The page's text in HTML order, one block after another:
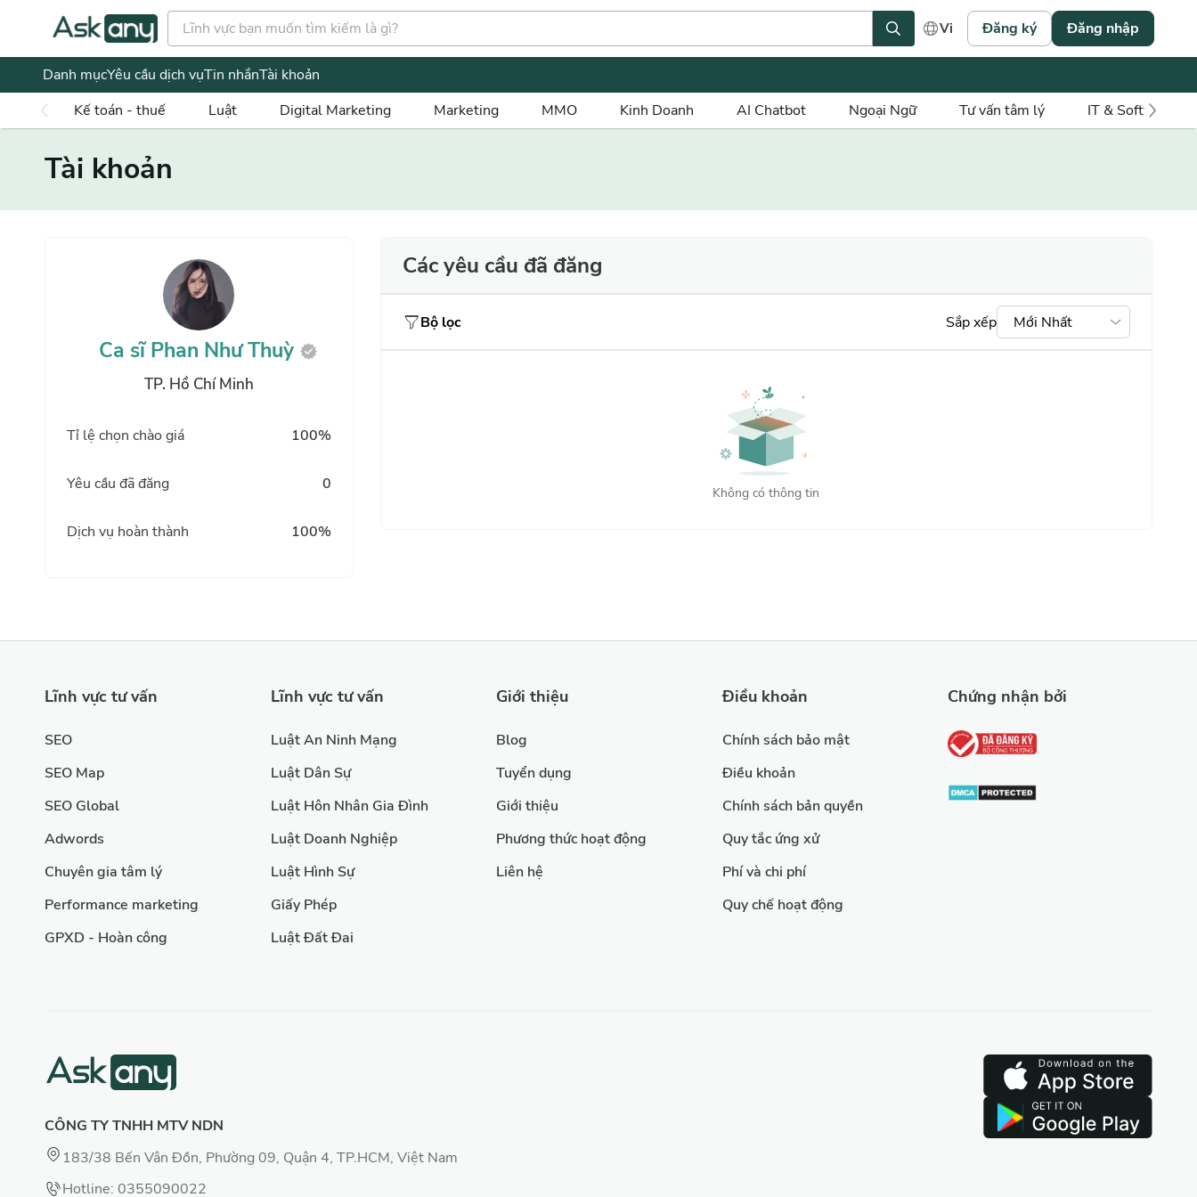
Vi Đăng ký Đăng nhập
Danh mụcYêu cầu dịch vụTin nhắnTài khoản
Kế toán - thuế
Luật Digital Marketing Marketing MMO Kinh Doanh AI Chatbot Ngoại Ngữ Tư vấn tâm lý IT & Software
Tài khoản
Ca sĩ Phan Như Thuỳ
TP. Hồ Chí Minh
Tỉ lệ chọn chào giá 100%
Yêu cầu đã đăng 0
Dịch vụ hoàn thành 100%
Các yêu cầu đã đăng
Bộ lọc Sắp xếp Mới Nhất
Không có thông tin
Lĩnh vực tư vấn
SEO
SEO Map
SEO Global
Adwords
Chuyên gia tâm lý
Performance marketing
GPXD - Hoàn công
Lĩnh vực tư vấn
Luật An Ninh Mạng
Luật Dân Sự
Luật Hôn Nhân Gia Đình
Luật Doanh Nghiệp
Luật Hình Sự
Giấy Phép
Luật Đất Đai
Giới thiệu
Blog
Tuyển dụng
Giới thiệu
Phương thức hoạt động
Liên hệ
Điều khoản
Chính sách bảo mật
Điều khoản
Chính sách bản quyền
Quy tắc ứng xử
Phí và chi phí
Quy chế hoạt động
Chứng nhận bởi
CÔNG TY TNHH MTV NDN
183/38 Bến Vân Đồn, Phường 09, Quận 4, TP.HCM, Việt Nam
Hotline: 0355090022